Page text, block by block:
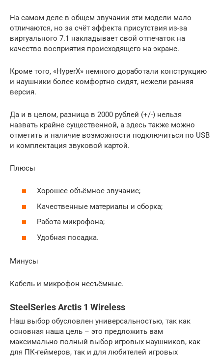
На самом деле в общем звучании эти модели мало
отличаются, но за счёт эффекта присутствия из-за
виртуального 7.1 накладывает свой отпечаток на
качество восприятия происходящего на экране.
Кроме того, «HyperX» немного доработали конструкцию
и наушники более комфортно сидят, нежели ранняя
версия.
Да и в целом, разница в 2000 рублей (+/-) нельзя
назвать крайне существенной, а здесь также можно
отметить и наличие возможности подключиться по USB
и комплектация звуковой картой.
Плюсы
Хорошее объёмное звучание;
Качественные материалы и сборка;
Работа микрофона;
Удобная посадка.
Минусы
Кабель и микрофон несъёмные.
SteelSeries Arctis 1 Wireless
Наш выбор обусловлен универсальностью, так как
основная наша цель – это предложить вам
максимально полный выбор игровых наушников, как
для ПК-геймеров, так и для любителей игровых